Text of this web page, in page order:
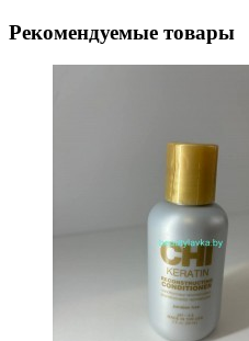
Рекомендуемые товары